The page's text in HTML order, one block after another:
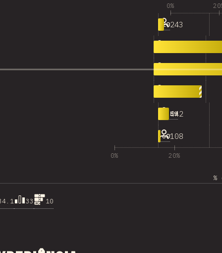
0%
<20243
30-394,506
50-59
442
>60108
0% 20%
33 10